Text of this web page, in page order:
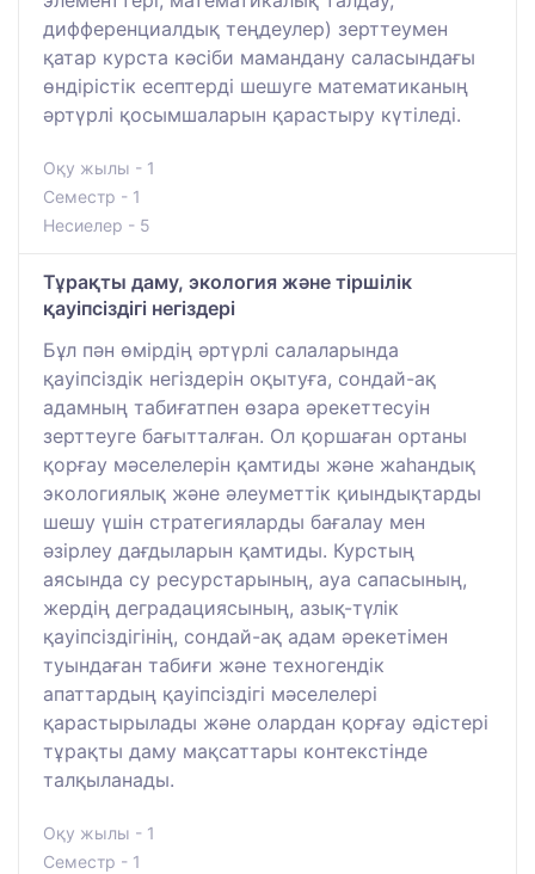
дифференциалдық теңдеулер) зерттеумен
қатар курста кәсіби мамандану саласындағы
өндірістік есептерді шешуге математиканың
әртүрлі қосымшаларын қарастыру күтіледі.
Оқу жылы - 1
Семестр - 1
Несиелер - 5
Тұрақты даму, экология және тіршілік
қауіпсіздігі негіздері
Бұл пән өмірдің әртүрлі салаларында
қауіпсіздік негіздерін оқытуға, сондай-ақ
адамның табиғатпен өзара әрекеттесуін
зерттеуге бағытталған. Ол қоршаған ортаны
қорғау мәселелерін қамтиды және жаһандық
экологиялық және әлеуметтік қиындықтарды
шешу үшін стратегияларды бағалау мен
әзірлеу дағдыларын қамтиды. Курстың
аясында су ресурстарының, ауа сапасының,
жердің деградациясының, азық-түлік
қауіпсіздігінің, сондай-ақ адам әрекетімен
туындаған табиғи және техногендік
апаттардың қауіпсіздігі мәселелері
қарастырылады және олардан қорғау әдістері
тұрақты даму мақсаттары контекстінде
талқыланады.
Оқу жылы - 1
Семестр - 1